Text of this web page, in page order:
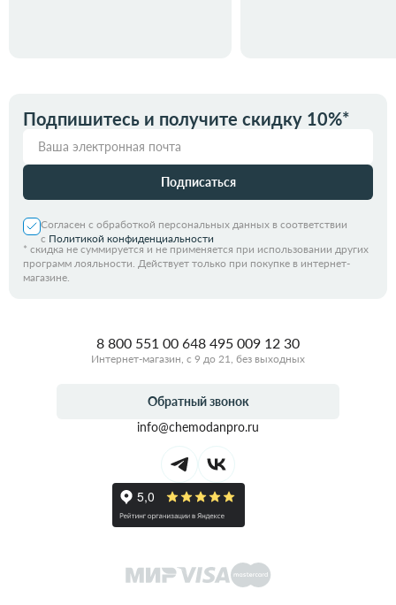
Подпишитесь и получите скидку 10%*
Подписаться
Согласен с обработкой персональных данных в соответствии
с Политикой конфиденциальности
* скидка не суммируется и не применяется при использовании других
программ лояльности. Действует только при покупке в интернет-
магазине.
8 800 551 00 648 495 009 12 30
Интернет-магазин, с 9 до 21, без выходных
Обратный звонок
info@chemodanpro.ru